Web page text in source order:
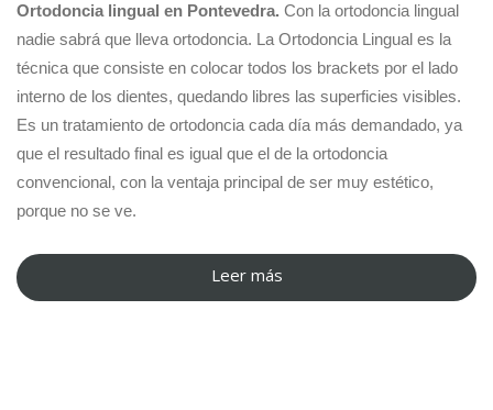
Ortodoncia lingual en Pontevedra. Con la ortodoncia lingual
nadie sabrá que lleva ortodoncia. La Ortodoncia Lingual es la
técnica que consiste en colocar todos los brackets por el lado
interno de los dientes, quedando libres las superficies visibles.
Es un tratamiento de ortodoncia cada día más demandado, ya
que el resultado final es igual que el de la ortodoncia
convencional, con la ventaja principal de ser muy estético,
porque no se ve.
Leer más
“Ortodoncia